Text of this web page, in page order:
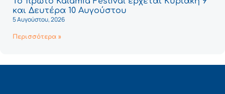
και Δευτέρα 10 Αυγούστου
5 Αυγούστου, 2026
Περισσότερα »